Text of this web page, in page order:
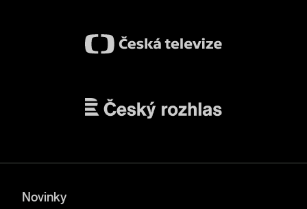
Novinky